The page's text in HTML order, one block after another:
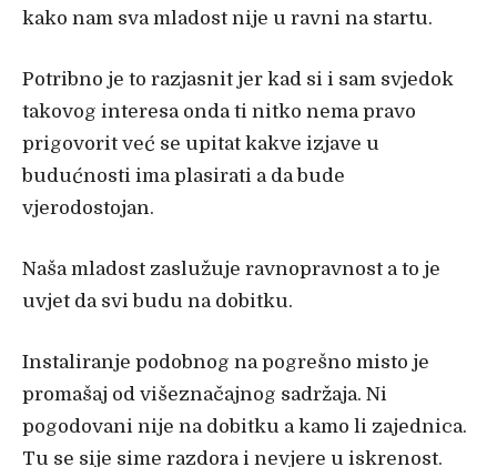
kako nam sva mladost nije u ravni na startu.
Potribno je to razjasnit jer kad si i sam svjedok
takovog interesa onda ti nitko nema pravo
prigovorit već se upitat kakve izjave u
budućnosti ima plasirati a da bude
vjerodostojan.
Naša mladost zaslužuje ravnopravnost a to je
uvjet da svi budu na dobitku.
Instaliranje podobnog na pogrešno misto je
promašaj od višeznačajnog sadržaja. Ni
pogodovani nije na dobitku a kamo li zajednica.
Tu se sije sime razdora i nevjere u iskrenost.